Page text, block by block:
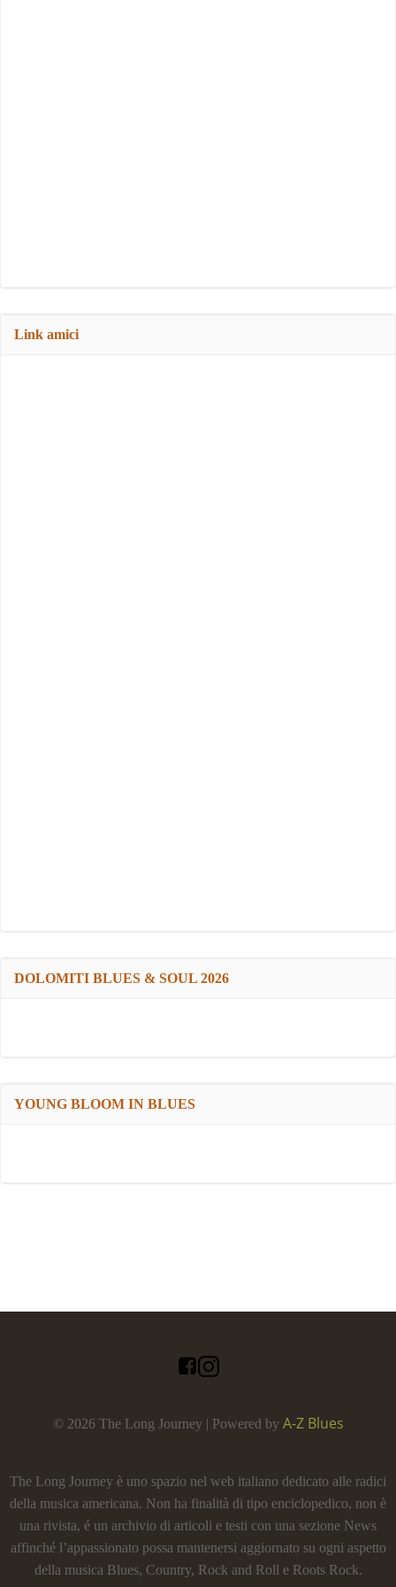
Link amici
DOLOMITI BLUES & SOUL 2026
YOUNG BLOOM IN BLUES
© 2026 The Long Journey | Powered by A-Z Blues
The Long Journey è uno spazio nel web italiano dedicato alle radici
della musica americana. Non ha finalità di tipo enciclopedico, non è
una rivista, é un archivio di articoli e testi con una sezione News
affinché l’appassionato possa mantenersi aggiornato su ogni aspetto
della musica Blues, Country, Rock and Roll e Roots Rock.